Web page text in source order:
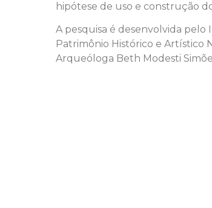
hipótese de uso e construção
A pesquisa é desenvolvida
Patrimônio Histórico e Artístico
Arqueóloga Beth Modesti